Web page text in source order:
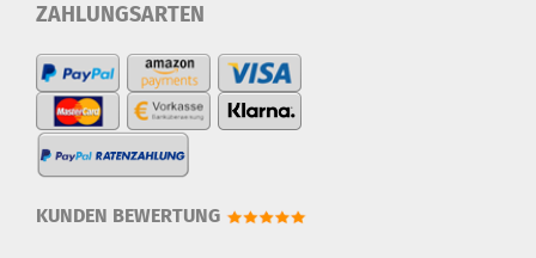
ZAHLUNGSARTEN
KUNDEN BEWERTUNG